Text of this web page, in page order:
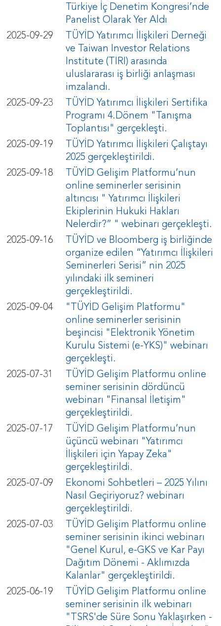
Türkiye İç Denetim Kongresi’nde
Panelist Olarak Yer Aldı
2025-09-29
TÜYİD Yatırımcı İlişkileri Derneği
ve Taiwan Investor Relations
Institute (TIRI) arasında
uluslararası iş birliği anlaşması
imzalandı.
2025-09-23
TÜYİD Yatırımcı İlişkileri Sertifika
Programı 4.Dönem "Tanışma
Toplantısı" gerçekleşti.
2025-09-19
TÜYİD Yatırımcı İlişkileri Çalıştayı
2025 gerçekleştirildi.
2025-09-18
TÜYİD Gelişim Platformu’nun
online seminerler serisinin
altıncısı " Yatırımcı İlişkileri
Ekiplerinin Hukuki Hakları
Nelerdir?” " webinarı gerçekleşti.
2025-09-16
TÜYİD ve Bloomberg iş birliğinde
organize edilen “Yatırımcı İlişkileri
Seminerleri Serisi” nin 2025
yılındaki ilk semineri
gerçekleştirildi.
2025-09-04
"TÜYİD Gelişim Platformu"
online seminerler serisinin
beşincisi "Elektronik Yönetim
Kurulu Sistemi (e-YKS)" webinarı
gerçekleşti.
2025-07-31
TÜYİD Gelişim Platformu online
seminer serisinin dördüncü
webinarı "Finansal İletişim"
gerçekleştirildi.
2025-07-17
TÜYİD Gelişim Platformu’nun
üçüncü webinarı "Yatırımcı
İlişkileri için Yapay Zeka"
gerçekleştirildi.
2025-07-09
Ekonomi Sohbetleri – 2025 Yılını
Nasıl Geçiriyoruz? webinarı
gerçekleştirildi.
2025-07-03
TÜYİD Gelişim Platformu online
seminer serisinin ikinci webinarı
"Genel Kurul, e-GKS ve Kar Payı
Dağıtım Dönemi - Aklımızda
Kalanlar" gerçekleştirildi.
2025-06-19
TÜYİD Gelişim Platformu online
seminer serisinin ilk webinarı
"TSRS'de Süre Sonu Yaklaşırken -